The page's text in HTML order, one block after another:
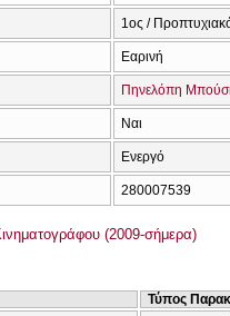
1ος /
Εαρινή
Πηνελόπη
Ναι
Ενεργό
280007539
(2009-σήμερα)
Τύπος